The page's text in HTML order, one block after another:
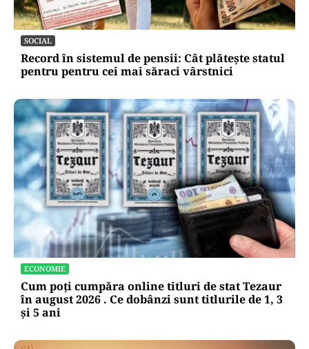
SOCIAL
Record în sistemul de pensii: Cât plătește statul
pentru pentru cei mai săraci vârstnici
ECONOMIE
Cum poți cumpăra online titluri de stat Tezaur
în august 2026 . Ce dobânzi sunt titlurile de 1, 3
și 5 ani